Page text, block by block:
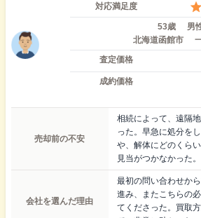
対応満足度
53歳
男
北海道函館市
査定価格
成約価格
売却前の不安
相続によって、遠隔
った。早急に処分を
や、解体にどのくら
見当がつかなかった。
会社を選んだ理由
最初の問い合わせか
進み、またこちらの
てくださった。買取